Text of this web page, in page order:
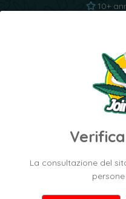
10+
Le migliori
in tutta Italia
La consultazione del